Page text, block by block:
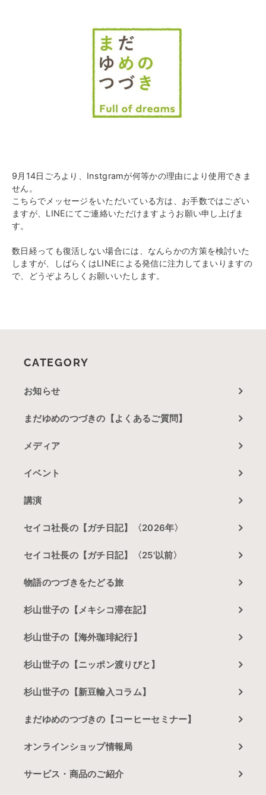
9月14日ごろより、Instgramが何等かの理由により使用できま
せん。
こちらでメッセージをいただいている方は、お手数ではござい
ますが、LINEにてご連絡いただけますようお願い申し上げま
す。
数日経っても復活しない場合には、なんらかの方策を検討いた
しますが、しばらくはLINEによる発信に注力してまいりますの
で、どうぞよろしくお願いいたします。
CATEGORY
お知らせ
まだゆめのつづきの【よくあるご質問】
メディア
イベント
講演
セイコ社長の【ガチ日記】〈2026年〉
セイコ社長の【ガチ日記】〈25'以前〉
物語のつづきをたどる旅
杉山世子の【メキシコ滞在記】
杉山世子の【海外珈琲紀行】
杉山世子の【ニッポン渡りびと】
杉山世子の【新豆輸入コラム】
まだゆめのつづきの【コーヒーセミナー】
オンラインショップ情報局
サービス・商品のご紹介